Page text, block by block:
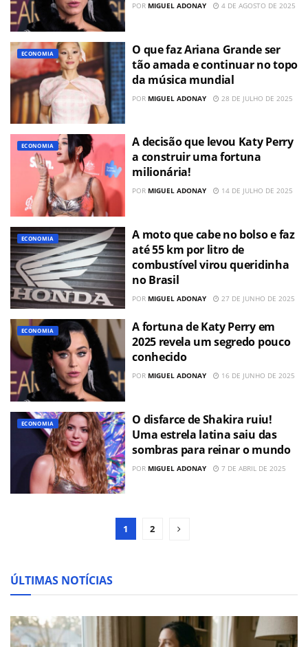
POR MIGUEL ADONAY 4 DE AGOSTO DE 2025
ECONOMIA
O que faz Ariana Grande ser
tão amada e continuar no topo
da música mundial
POR MIGUEL ADONAY 28 DE JULHO DE 2025
ECONOMIA
A decisão que levou Katy Perry
a construir uma fortuna
milionária!
POR MIGUEL ADONAY 14 DE JULHO DE 2025
ECONOMIA
A moto que cabe no bolso e faz
até 55 km por litro de
combustível virou queridinha
no Brasil
POR MIGUEL ADONAY 27 DE JUNHO DE 2025
ECONOMIA
A fortuna de Katy Perry em
2025 revela um segredo pouco
conhecido
POR MIGUEL ADONAY 16 DE JUNHO DE 2025
ECONOMIA
O disfarce de Shakira ruiu!
Uma estrela latina saiu das
sombras para reinar o mundo
POR MIGUEL ADONAY 7 DE ABRIL DE 2025
1 2
ÚLTIMAS NOTÍCIAS